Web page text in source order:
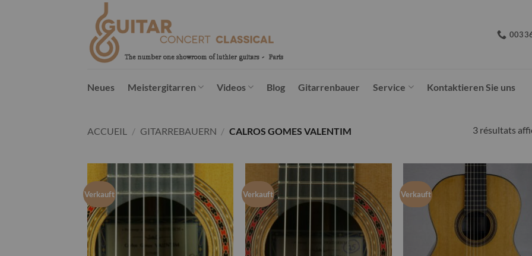
Neues Meistergitarren Videos Blog Gitarrenbauer Service Kontaktieren Sie uns
ACCUEIL / GITARREBAUERN / CALROS GOMES VALENTIM 3 résultats
Verkauft Verkauft Verkauft